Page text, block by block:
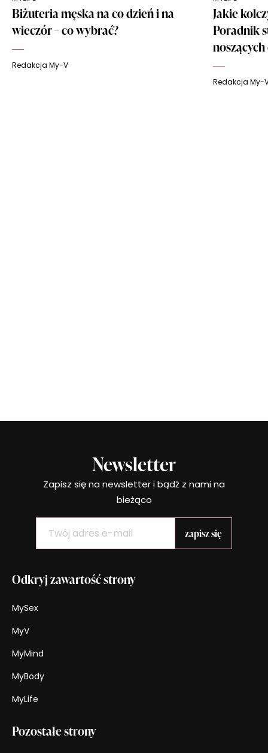
Biżuteria męska na co dzień i na
wieczór – co wybrać?
Redakcja My-V
Jakie
Poradnik
Redakcja My-
Odkryj zawartość strony
MySex
MyV
MyMind
MyBody
MyLife
Pozostałe strony
Newsletter
Zapisz się na newsletter i bądź z nami na
bieżąco